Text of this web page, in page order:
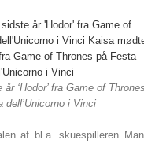
‘Hodor’ fra Game of Thrones
dell’Unicorno i Vinci
af bl.a. skuespilleren